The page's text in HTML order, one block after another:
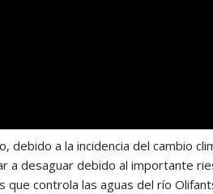
debido a la incidencia del cambio
a desaguar debido al importante
controla las aguas del río